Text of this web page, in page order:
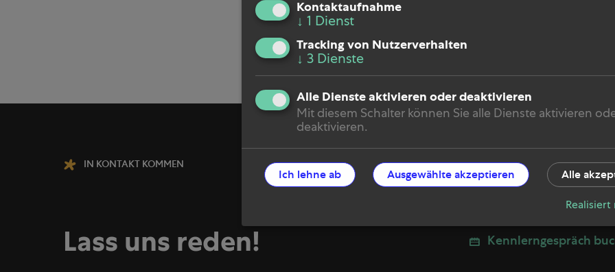
IN KONTAKT KOMMEN
Lass uns reden! Kennlerngespräch
Kontaktaufnahme
↓ 1 Dienst
Tracking von Nutzerverhalten
↓ 3 Dienste
Alle Dienste aktivieren oder deaktivieren
Mit diesem Schalter können Sie alle Dienste aktivieren
deaktivieren.
Ich lehne ab Ausgewählte akzeptieren Alle